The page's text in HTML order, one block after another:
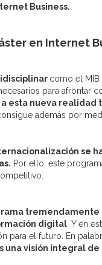
Business.
en Internet
como el MIB
para afrontar
esta nueva realidad
además por
se
Por ello, este
digital . Y en
para el futuro. En
una visión integral